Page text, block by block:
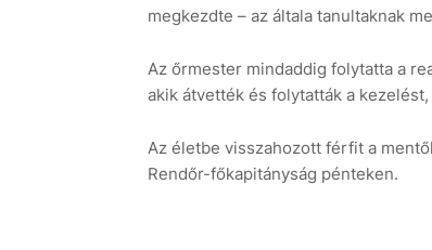
megkezdte – az általa tanultaknak
Az őrmester mindaddig folytatta a
akik átvették és folytatták a
Az életbe visszahozott férfit a
Rendőr-főkapitányság pénteken.